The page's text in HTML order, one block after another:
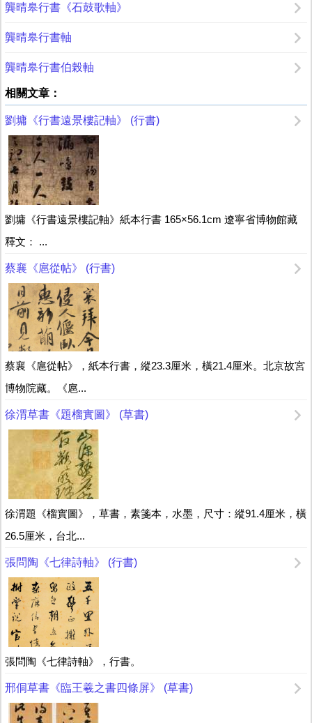
龔晴皋行書《石鼓歌軸》
龔晴皋行書軸
龔晴皋行書伯榖軸
相關文章：
劉墉《行書遠景樓記軸》 (行書)
劉墉《行書遠景樓記軸》紙本行書 165×56.1cm 遼寧省博物館藏
釋文： ...
蔡襄《扈從帖》 (行書)
蔡襄《扈從帖》，紙本行書，縱23.3厘米，橫21.4厘米。北京故宮
博物院藏。《扈...
徐渭草書《題榴實圖》 (草書)
徐渭題《榴實圖》，草書，素箋本，水墨，尺寸：縱91.4厘米，橫
26.5厘米，台北...
張問陶《七律詩軸》 (行書)
張問陶《七律詩軸》，行書。
邢侗草書《臨王羲之書四條屏》 (草書)